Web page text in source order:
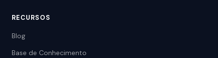
RECURSOS
Blog
Base de Conhecimento